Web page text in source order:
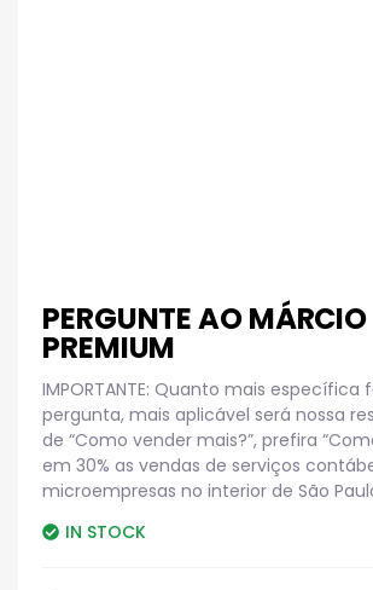
PERGUNTE AO MÁRCIO
PREMIUM
IMPORTANTE: Quanto mais específica
pergunta, mais aplicável será nossa
de “Como vender mais?”, prefira
em 30% as vendas de serviços
microempresas no interior de São
IN STOCK